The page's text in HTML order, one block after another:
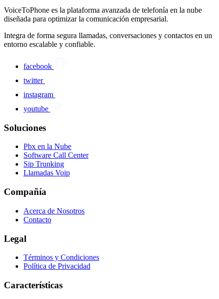
VoiceToPhone es la plataforma avanzada de telefonía en la nube
diseñada para optimizar la comunicación empresarial.
Integra de forma segura llamadas, conversaciones y contactos en un
entorno escalable y confiable.
facebook
twitter
instagram
youtube
Soluciones
Pbx en la Nube
Software Call Center
Sip Trunking
Llamadas Voip
Compañía
Acerca de Nosotros
Contacto
Legal
Términos y Condiciones
Política de Privacidad
Características